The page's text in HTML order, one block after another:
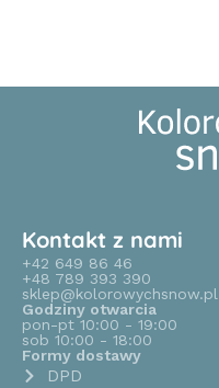
Kontakt z nami
+42 649 86 46
+48 789 393 390
sklep@kolorowychsnow.pl
Godziny otwarcia
pon-pt 10:00 - 19:00
sob 10:00 - 18:00
Formy dostawy
DPD